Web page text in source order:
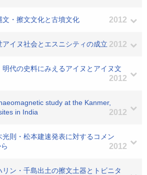
・擦文文化と古墳文化 2012
イヌ社会とエスニシティの成立 2012
代の史料にみえるアイヌとアイヌ文
2012
study at the Kanmer,
in India
2012
則・松本建速発表に対するコメン
2012
ン・千島出土の擦文土器とトビニタ